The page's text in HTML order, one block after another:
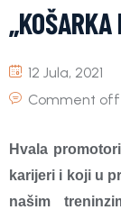
12 Jula, 2021
Comment off
Hvala
karijeri i koji u
našim